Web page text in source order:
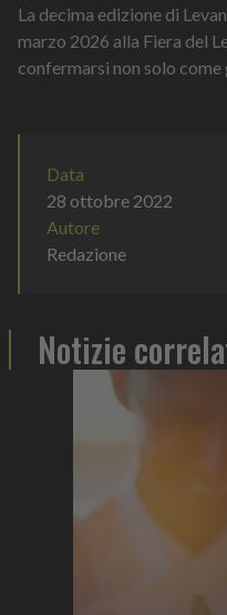
La decima edizione di
marzo 2026 alla Fiera del
confermarsi non solo come
Data
28 ottobre 2022
Autore
Redazione
Notizie